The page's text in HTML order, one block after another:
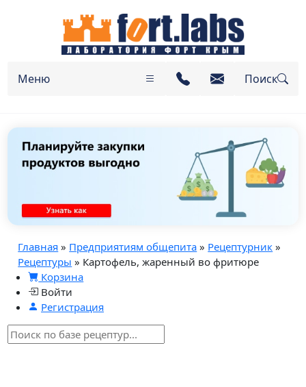
Меню Поиск
Главная » Предприятиям общепита » Рецептурник »
Рецептуры » Картофель, жаренный во фритюре
Корзина
Войти
Регистрация